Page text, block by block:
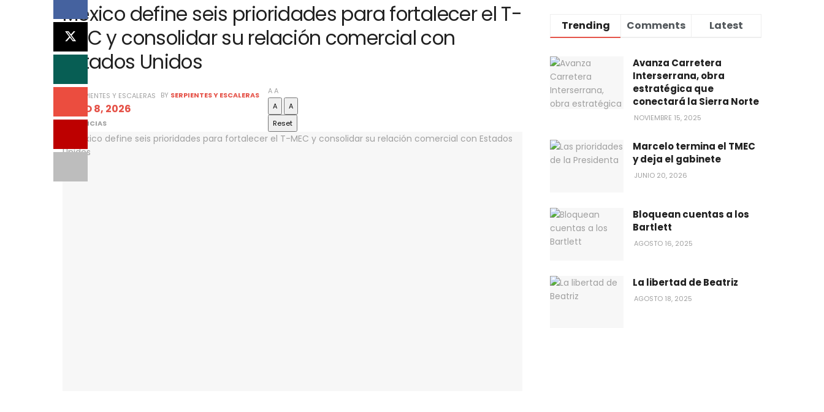
México define seis prioridades para fortalecer el T-
MEC y consolidar su relación comercial con
Estados Unidos
BY SERPIENTES Y ESCALERAS
JULIO 8, 2026
NOTICIAS
AA
A
A
Reset
Trending Comments Latest
Avanza Carretera
Interserrana, obra
estratégica que
conectará la Sierra Norte
NOVIEMBRE 15, 2025
Marcelo termina el TMEC
y deja el gabinete
JUNIO 20, 2026
Bloquean cuentas a los
Bartlett
AGOSTO 16, 2025
La libertad de Beatriz
AGOSTO 18, 2025